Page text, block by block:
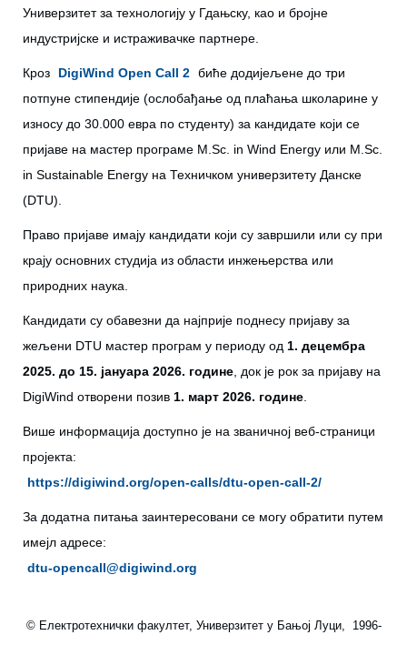
Универзитет за технологију у Гдањску, као и бројне
индустријске и истраживачке партнере.
Кроз DigiWind Open Call 2 биће додијељене до три
потпуне стипендије (ослобађање од плаћања школарине у
износу до 30.000 евра по студенту) за кандидате који се
пријаве на мастер програме M.Sc. in Wind Energy или M.Sc.
in Sustainable Energy на Техничком универзитету Данске
(DTU).
Право пријаве имају кандидати који су завршили или су при
крају основних студија из области инжењерства или
природних наука.
Кандидати су обавезни да најприје поднесу пријаву за
жељени DTU мастер програм у периоду од 1. децембра
2025. до 15. јануара 2026. године , док је рок за пријаву на
DigiWind отворени позив 1. март 2026. године
Више информација доступно је на званичној веб-страници
пројекта:
https://digiwind.org/open-calls/dtu-open-call-2/
За додатна питања заинтересовани се могу обратити путем
имејл адресе:
dtu-opencall@digiwind.org
© Електротехнички факултет, Универзитет у Бањој Луци, 1996-